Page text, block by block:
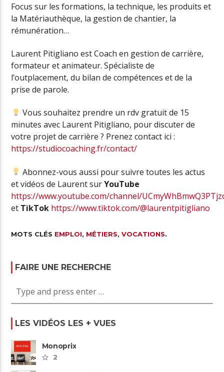
Focus sur les formations, la technique, les produits et
la Matériauthèque, la gestion de chantier, la
rémunération…
Laurent Pitigliano est Coach en gestion de carrière,
formateur et animateur. Spécialiste de
l’outplacement, du bilan de compétences et de la
prise de parole.
Vous souhaitez prendre un rdv gratuit de 15
minutes avec Laurent Pitigliano, pour discuter de
votre projet de carrière ? Prenez contact ici :
https://studiocoaching.fr/contact/
Abonnez-vous aussi pour suivre toutes les actus
et vidéos de Laurent surYouTube
https://www.youtube.com/channel/
et TikTok https://www.tiktok.com/@laurentpitigliano
MOTS CLÉS EMPLOI, MÉTIERS,VOCATIONS.
FAIRE UNE RECHERCHE
LES VIDÉOS LES + VUES
Monoprix
2